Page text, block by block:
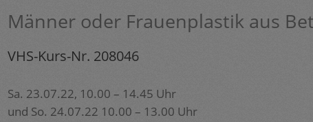
Männer oder Frauenplastik aus
VHS-Kurs-Nr. 208046
Sa. 23.07.22, 10.00 – 14.45 Uhr
und So. 24.07.22 10.00 – 13.00 Uhr